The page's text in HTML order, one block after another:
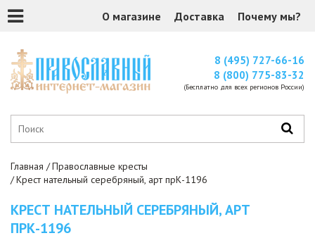
О магазине Доставка Почему мы?
8 (495) 727-66-16
8 (800) 775-83-32
(Бесплатно для всех регионов России)
Главная
Православные кресты
Крест нательный серебряный, арт прК-1196
КРЕСТ НАТЕЛЬНЫЙ СЕРЕБРЯНЫЙ, АРТ
ПРК-1196